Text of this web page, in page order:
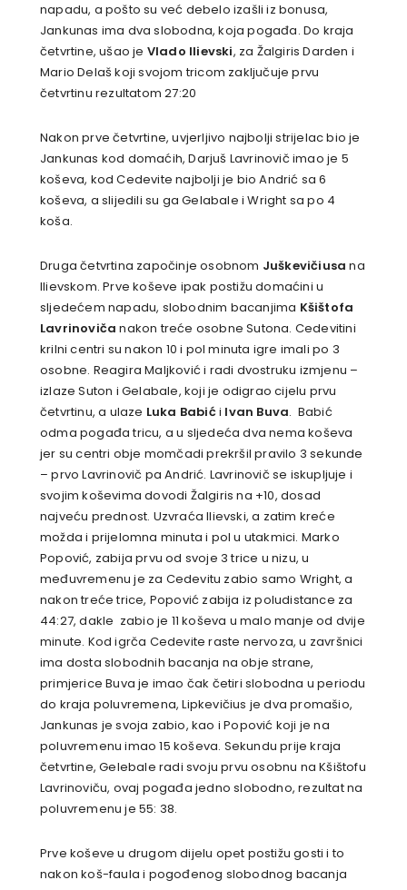
napadu, a pošto su već debelo izašli iz bonusa,
Jankunas ima dva slobodna, koja pogađa. Do kraja
četvrtine, ušao je Vlado Ilievski, za Žalgiris Darden i
Mario Delaš koji svojom tricom zaključuje prvu
četvrtinu rezultatom 27:20
Nakon prve četvrtine, uvjerljivo najbolji strijelac bio je
Jankunas kod domaćih, Darjuš Lavrinovič imao je 5
koševa, kod Cedevite najbolji je bio Andrić sa 6
koševa, a slijedili su ga Gelabale i Wright sa po 4
koša.
Druga četvrtina započinje osobnom Juškevičiusa na
Ilievskom. Prve koševe ipak postižu domaćini u
sljedećem napadu, slobodnim bacanjima Kšištofa
Lavrinoviča nakon treće osobne Sutona. Cedevitini
krilni centri su nakon 10 i pol minuta igre imali po 3
osobne. Reagira Maljković i radi dvostruku izmjenu –
izlaze Suton i Gelabale, koji je odigrao cijelu prvu
četvrtinu, a ulaze Luka Babići Ivan Buva. Babić
odma pogađa tricu, a u sljedeća dva nema koševa
jer su centri obje momčadi prekršil pravilo 3 sekunde
– prvo Lavrinovič pa Andrić. Lavrinovič se iskupljuje i
svojim koševima dovodi Žalgiris na +10, dosad
najveću prednost. Uzvraća Ilievski, a zatim kreće
možda i prijelomna minuta i pol u utakmici. Marko
Popović, zabija prvu od svoje 3 trice u nizu, u
međuvremenu je za Cedevitu zabio samo Wright, a
nakon treće trice, Popović zabija iz poludistance za
44:27, dakle zabio je 11 koševa u malo manje od dvije
minute. Kod igrča Cedevite raste nervoza, u završnici
ima dosta slobodnih bacanja na obje strane,
primjerice Buva je imao čak četiri slobodna u periodu
do kraja poluvremena, Lipkevičius je dva promašio,
Jankunas je svoja zabio, kao i Popović koji je na
poluvremenu imao 15 koševa. Sekundu prije kraja
četvrtine, Gelebale radi svoju prvu osobnu na Kšištofu
Lavrinoviču, ovaj pogađa jedno slobodno, rezultat na
poluvremenu je 55: 38.
Prve koševe u drugom dijelu opet postižu gosti i to
nakon koš-faula i pogođenog slobodnog bacanja